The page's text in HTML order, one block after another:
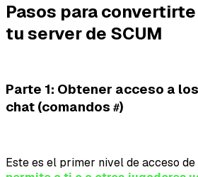
Pasos para
tu server de SCUM
Parte 1: Obtener acceso a
chat (comandos #)
Este es el primer nivel de acceso de